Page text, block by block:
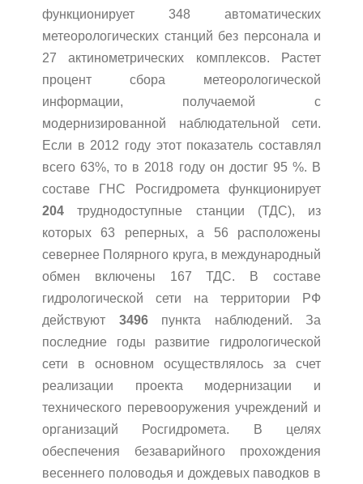
функционирует 348 автоматических
метеорологических станций без персонала и
27 актинометрических комплексов. Растет
процент сбора метеорологической
информации, получаемой с
модернизированной наблюдательной сети.
Если в 2012 году этот показатель составлял
всего 63%, то в 2018 году он достиг 95 %. В
составе ГНС Росгидромета функционирует
204 труднодоступные станции (ТДС), из
которых 63 реперных, а 56 расположены
севернее Полярного круга, в международный
обмен включены 167 ТДС. В составе
гидрологической сети на территории РФ
действуют 3496пункта наблюдений. За
последние годы развитие гидрологической
сети в основном осуществлялось за счет
реализации проекта модернизации и
технического перевооружения учреждений и
организаций Росгидромета. В целях
обеспечения безаварийного прохождения
весеннего половодья и дождевых паводков в